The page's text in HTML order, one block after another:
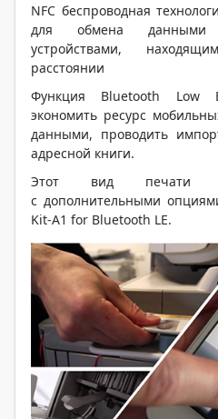
NFC беспроводная
для обмена данными
устройствами,
расстоянии
Функция Bluetooth Low
экономить ресурс
данными, проводить
адресной книги.
Этот вид печати
с дополнительными
Kit-A1 for Bluetooth LE.